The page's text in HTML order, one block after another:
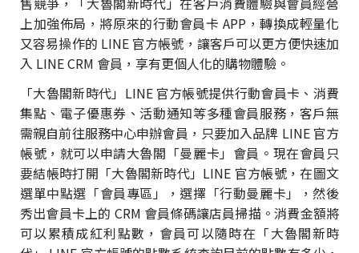
上加強佈局，將原來的行動會員卡 APP，轉換成輕量化
又容易操作的 LINE 官方帳號，讓客戶可以更方便快速加
入 LINE CRM 會員，享有更個人化的購物體驗。
「大魯閣新時代」LINE 官方帳號提供行動會員卡、消費
集點、電子優惠券、活動通知等多種會員服務，客戶無
需親自前往服務中心申辦會員，只要加入品牌 LINE 官方
帳號，就可以申請大魯閣「曼麗卡」會員。現在會員只
要結帳時打開「大魯閣新時代」LINE 官方帳號，在圖文
選單中點選「會員專區」，選擇「行動曼麗卡」，然後
秀出會員卡上的 CRM 會員條碼讓店員掃描。消費金額將
可以累積成紅利點數，會員可以隨時在「大魯閣新時